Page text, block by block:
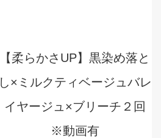
【柔らかさUP】黒染め落と
し×ミルクティベージュバレ
イヤージュ×ブリーチ２回
※動画有